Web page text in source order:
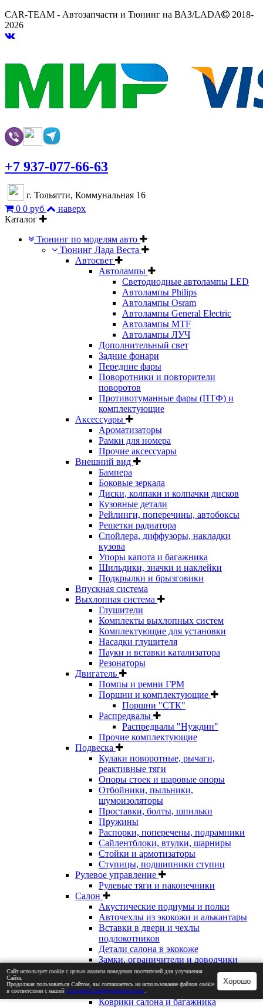
CAR-TEAM - Автозапчасти и Тюнинг на ВАЗ/LADA
2018-
2026
+7 937-077-66-63
г. Тольятти, Коммунальная 16
0 0 руб
наверх
Каталог
Тюнинг по моделям авто
Тюнинг Лада Веста
Автосвет
Автолампы
Светодиодные автолампы LED
Автолампы Philips
Автолампы Osram
Автолампы General Electric
Автолампы MTF
Автолампы ЛУЧ
Дополнительный свет
Задние фонари
Передние фары
Поворотники и повторители
поворотов
Противотуманные фары (ПТФ) и
комплектующие
Аксессуары
Ароматизаторы
Рамки для номера
Прочие аксессуары
Внешний вид
Бампера
Боковые зеркала
Диски, колпаки и колпачки дисков
Кузовные детали
Рейлинги, поперечины, автобоксы
Решетки радиатора
Спойлера, диффузоры, накладки
кузова
Упоры капота и багажника
Шильдики, значки и наклейки
Подкрылки и брызговики
Впускная система
Выхлопная система
Глушители
Комплекты выхлопных систем
Комплектующие для установки
Насадки глушителя
Пауки и вставки катализатора
Резонаторы
Двигатель
Помпы и ремни ГРМ
Поршни и комплектующие
Поршни "СТК"
Распредвалы
Распредвалы "Нуждин"
Прочие комплектующие
Подвеска
Кулаки поворотные, рычаги,
реактивные тяги
Опоры стоек и шаровые опоры
Отбойники, пыльники,
шумоизоляторы
Проставки, болты, шпильки
Пружины
Распорки, поперечены, подрамники
Сайлентблоки, втулки, шарниры
Стойки и армотизаторы
Ступицы, подшипники ступиц
Рулевое управление
Рулевые тяги и наконечники
Салон
Акустические подиумы и полки
Авточехлы из экокожи и алькантары
Вставки в двери и чехлы
подлокотников
Детали салона в экокоже
Замки, ограничители и доводчики
дверей
Кнопки и переключатели
Коврики салона и багажника
Сайт использует cookie с целью анализа поведения посетителей для улучшения
Сайта.
Продолжая пользоваться Сайтом, вы соглашаетесь на использование файлов cookie
в соответствии с нашейПолитикой конфиденциальности.
Хорошо